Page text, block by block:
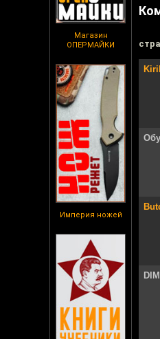
Магазин
ОПЕРМАЙКИ
Империя ножей
Kirill